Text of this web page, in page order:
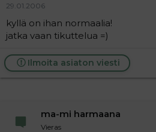
29.01.2006
kyllä on ihan normaalia!
jatka vaan tikuttelua =)
Ilmoita asiaton viesti
ma-mi harmaana
Vieras